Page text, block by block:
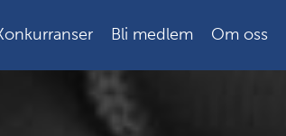
Bli medlem Om oss